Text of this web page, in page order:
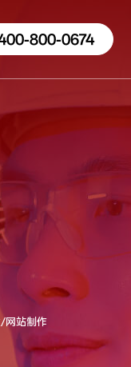
800-0674
网站制作